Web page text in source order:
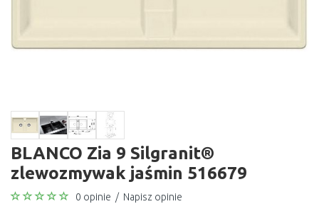
BLANCO Zia 9 Silgranit®
zlewozmywak jaśmin 516679
0 opinie / Napisz opinie